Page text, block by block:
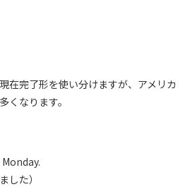
在完了形を使い分けますが、アメリカ
くなります。
した）